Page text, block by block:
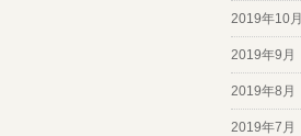
2019年10月
2019年9月
2019年8月
2019年7月